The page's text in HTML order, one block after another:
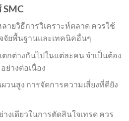
ลายวิธีการวิเคราะห์ตลาด ควรใช้
จัยพื้นฐานและเทคนิคอื่นๆ
ตกต่างกันไปในแต่ละคน จำเป็นต้อง
างต่อเนื่อง
วนสูง การจัดการความเสี่ยงที่ดียัง
างเดียวในการตัดสินใจเทรด ควร